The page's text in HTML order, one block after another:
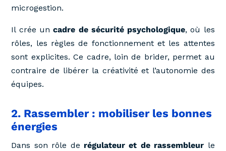
microgestion.
Il crée uncadre de sécurité psychologique, où les
rôles, les règles de fonctionnement et les attentes
sont explicites. Ce cadre, loin de brider, permet au
contraire de libérer la créativité et l’autonomie des
équipes.
2. Rassembler : mobiliser les bonnes
énergies
Dans son rôle de régulateur et de rassembleur le